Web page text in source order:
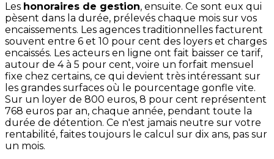
Les honoraires de gestion, ensuite. Ce sont eux qui
pèsent dans la durée, prélevés chaque mois sur vos
encaissements. Les agences traditionnelles facturent
souvent entre 6 et 10 pour cent des loyers et charges
encaissés. Les acteurs en ligne ont fait baisser ce tarif,
autour de 4 à 5 pour cent, voire un forfait mensuel
fixe chez certains, ce qui devient très intéressant sur
les grandes surfaces où le pourcentage gonfle vite.
Sur un loyer de 800 euros, 8 pour cent représentent
768 euros par an, chaque année, pendant toute la
durée de détention. Ce n'est jamais neutre sur votre
rentabilité, faites toujours le calcul sur dix ans, pas sur
un mois.